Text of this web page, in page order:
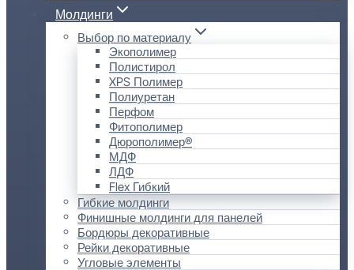
Молдинги
Выбор по материалу
Экополимер
Полистирол
XPS Полимер
Полиуретан
Перфом
Фитополимер
Дюрополимер®
МДФ
ЛДФ
Flex Гибкий
Гибкие молдинги
Финишные молдинги для панелей
Бордюры декоративные
Рейки декоративные
Угловые элементы